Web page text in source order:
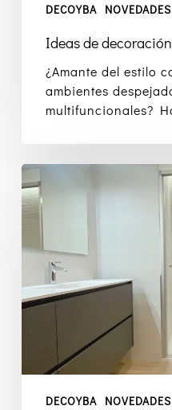
DECOYBA NOVEDADES
Ideas de
¿Amante del estilo
ambientes
multifuncionales?
Cambio
de
bañera
ducha:
debes
saber
DECOYBA NOVEDADES